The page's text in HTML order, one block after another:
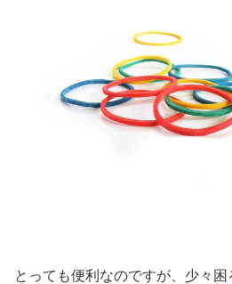
とっても便利なのですが、少々